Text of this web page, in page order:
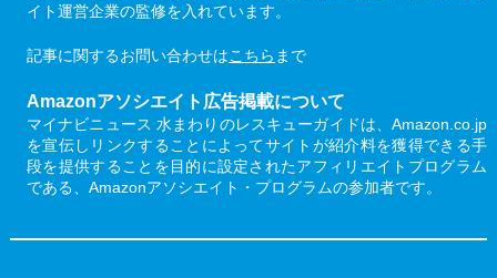
イト運営企業の監修を入れています。
記事に関するお問い合わせはこちら まで
Amazonアソシエイト広告掲載について
マイナビニュース 水まわりのレスキューガイドは、Amazon.co.jp
を宣伝しリンクすることによってサイトが紹介料を獲得できる手
段を提供することを目的に設定されたアフィリエイトプログラム
である、Amazonアソシエイト・プログラムの参加者です。